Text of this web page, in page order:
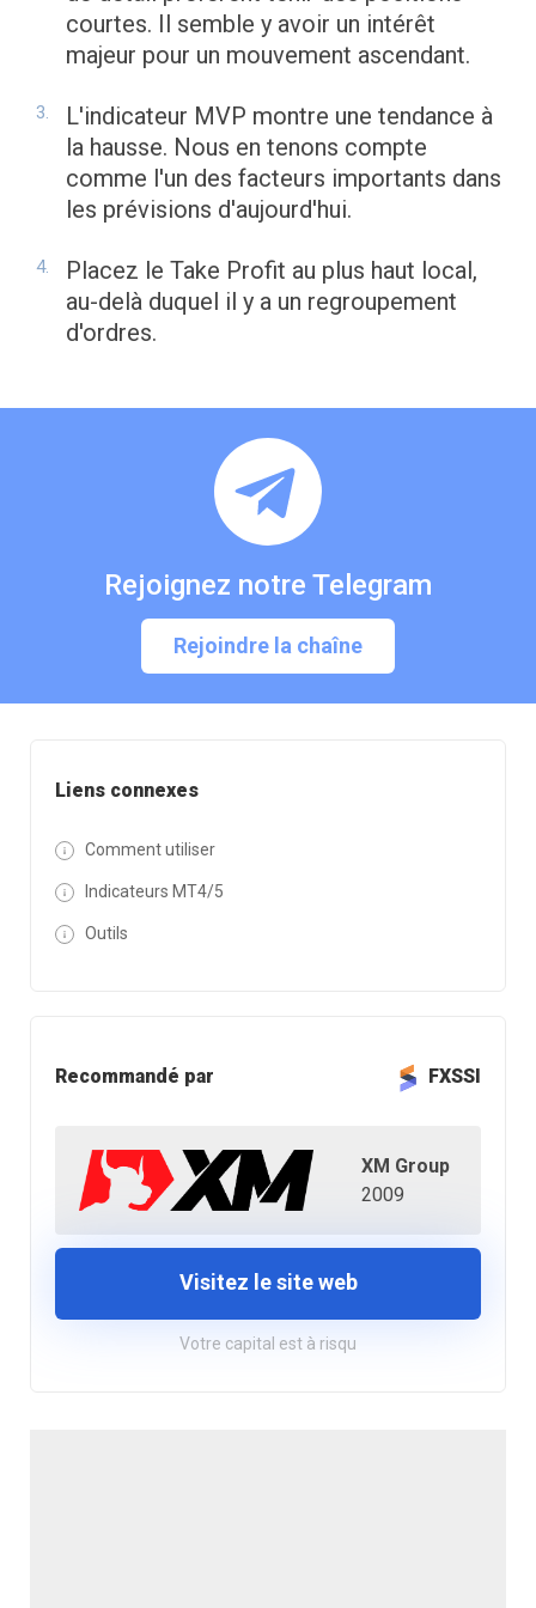
Liens connexes
Comment utiliser
Indicateurs MT4/5
Outils
Recommandé par FXSSI
XM Group
2009
Visitez le site web
Votre capital est à risqu
courtes. Il semble y avoir un intérêt
majeur pour un mouvement ascendant.
L'indicateur MVP montre une tendance à
la hausse. Nous en tenons compte
comme l'un des facteurs importants dans
les prévisions d'aujourd'hui.
Placez le Take Profit au plus haut local,
au-delà duquel il y a un regroupement
d'ordres.
Rejoignez notre Telegram
Rejoindre la chaîne